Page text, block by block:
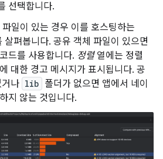
선택합니다.
파일이 있는 경우 이를 호스팅하는
살펴봅니다. 공유 객체 파일이 있으면
드를 사용합니다. 정렬열에는 정렬
대한 경고 메시지가 표시됩니다. 공
나 lib 폴더가 없으면 앱에서 네이
지 않는 것입니다.